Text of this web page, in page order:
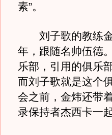
素”。
刘子歌的教练金
年，跟随名帅伍德
乐部，引用的俱乐
而刘子歌就是这个
会之前，金炜还带
录保持者杰西卡一起